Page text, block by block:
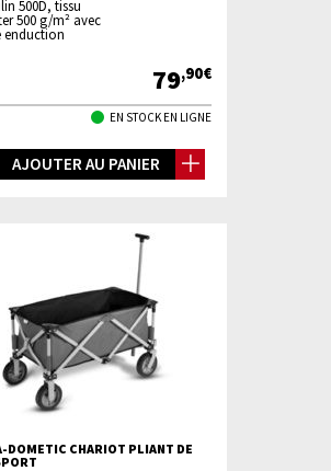
500D, tissu
500 g/m² avec
enduction
79,90€
EN STOCK EN LIGNE
AJOUTER AU PANIER
DOMETIC CHARIOT PLIANT DE